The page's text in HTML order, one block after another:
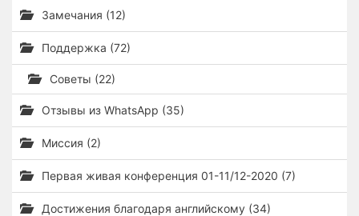
Замечания (12)
Поддержка (72)
Советы (22)
Отзывы из WhatsApp (35)
Миссия (2)
Первая живая конференция 01-11/12-2020 (7)
Достижения благодаря английскому (34)